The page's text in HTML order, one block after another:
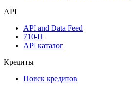
API
API and Data Feed
710-П
API каталог
Кредиты
Поиск кредитов